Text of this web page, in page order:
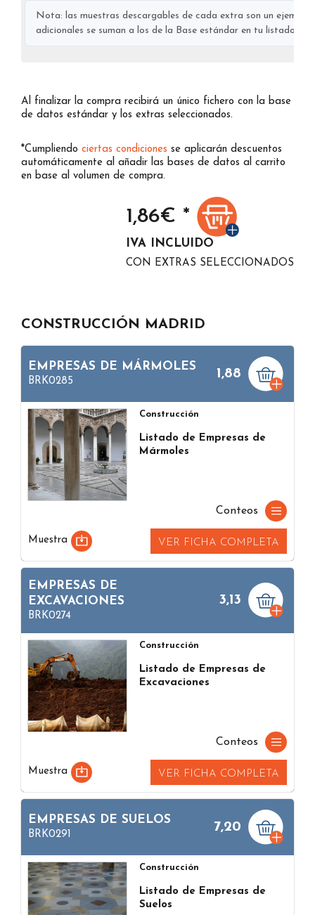
Nota: las muestras descargables de cada extra son un
adicionales se suman a los de la Base estándar en tu listado
Al finalizar la compra recibirá un único fichero con la base
de datos estándar y los extras seleccionados.
*Cumpliendo ciertas condiciones se aplicarán descuentos
automáticamente al añadir las bases de datos al carrito
en base al volumen de compra.
1,86€ *
IVA INCLUIDO
CON EXTRAS SELECCIONADOS
CONSTRUCCIÓN MADRID
EMPRESAS DE MÁRMOLES
BRK0285
1,88
Construcción
Listado de Empresas de
Mármoles
Conteos
Muestra VER FICHA COMPLETA
EMPRESAS DE
EXCAVACIONES
BRK0274
3,13
Construcción
Listado de Empresas de
Excavaciones
Conteos
Muestra VER FICHA COMPLETA
EMPRESAS DE SUELOS
BRK0291
7,20
Construcción
Listado de Empresas de
Suelos